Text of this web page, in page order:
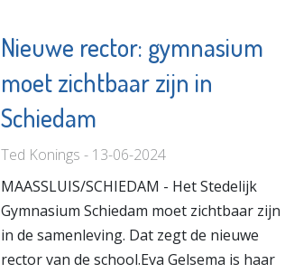
Nieuwe rector: gymnasium
moet zichtbaar zijn in
Schiedam
Ted Konings - 13-06-2024
MAASSLUIS/SCHIEDAM - Het Stedelijk
Gymnasium Schiedam moet zichtbaar zijn
in de samenleving. Dat zegt de nieuwe
rector van de school.Eva Gelsema is haar